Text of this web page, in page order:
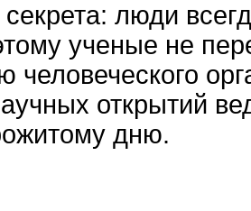
люди
ученые не
человеческого
открытий
дню.